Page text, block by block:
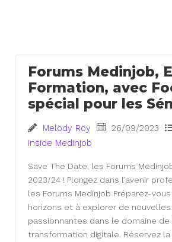
Forums Medinjob,
Formation, avec
spécial pour les
Melody Roy
26/09/2023
Inside Medinjob
Save The Date, les Forums
2023/24 ! Plongez dans l’avenir
les Forums Medinjob Préparez-
horizons et à explorer de
passionnantes dans le domaine de
transformation digitale. Réservez